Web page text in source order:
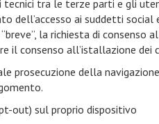
tecnici tra le terze parti e gli
dell’accesso ai suddetti
la richiesta di consenso
il consenso all’istallazione dei
prosecuzione della
out) sul proprio dispositivo